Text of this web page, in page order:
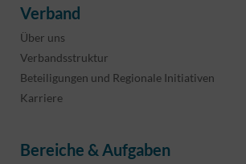
Verband
Über uns
Verbandsstruktur
Beteiligungen und Regionale Initiativen
Karriere
Bereiche & Aufgaben